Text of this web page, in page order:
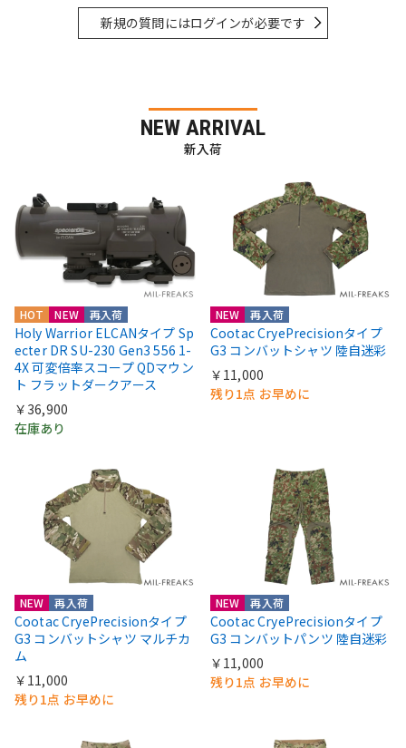
新規の質問にはログインが必要です
NEW ARRIVAL
新入荷
HOT NEW 再入荷
Holy Warrior ELCANタイプ Sp
ecter DR SU-230 Gen3 556 1-
4X 可変倍率スコープ QDマウン
ト フラットダークアース
￥36,900
在庫あり
NEW 再入荷
Cootac CryePrecisionタイプ
G3 コンバットシャツ 陸自迷彩
￥11,000
残り1点 お早めに
NEW 再入荷
Cootac CryePrecisionタイプ
G3 コンバットシャツ マルチカ
ム
￥11,000
残り1点 お早めに
NEW 再入荷
Cootac CryePrecisionタイプ
G3 コンバットパンツ 陸自迷彩
￥11,000
残り1点 お早めに